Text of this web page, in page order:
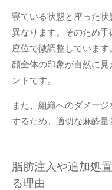
寝ている状態と座った
異なります。そのため手
座位で微調整しています
顔全体の印象が自然に
ントです。
また、組織へのダメー
するため、適切な麻酔量
脂肪注入や追加処
る理由